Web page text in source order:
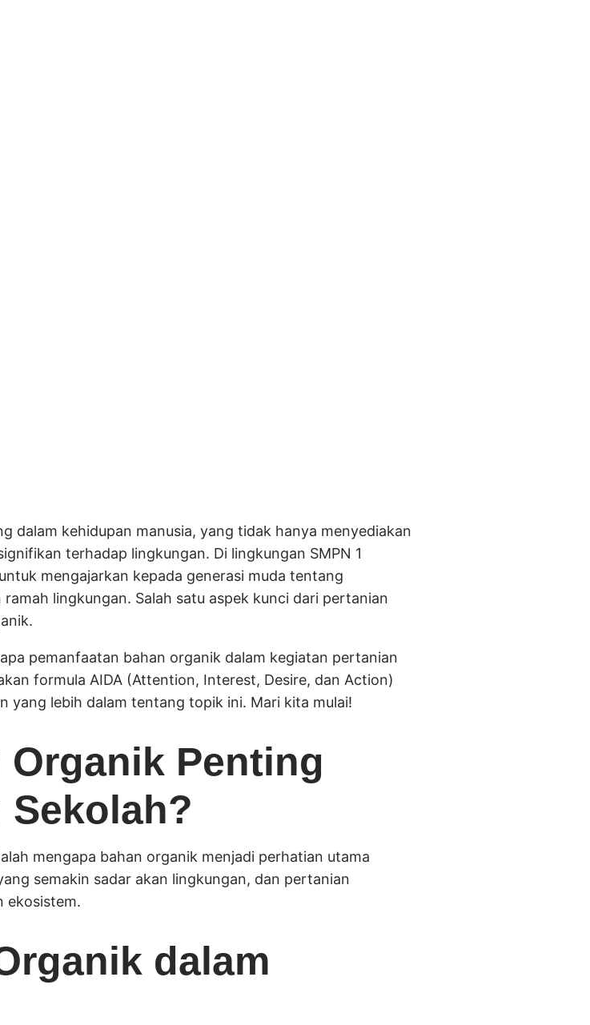
dalam kehidupan manusia, yang tidak hanya menyediakan
terhadap lingkungan. Di lingkungan SMPN 1
mengajarkan kepada generasi muda tentang
lingkungan. Salah satu aspek kunci dari pertanian
pemanfaatan bahan organik dalam kegiatan pertanian
formula AIDA (Attention, Interest, Desire, dan Action)
yang lebih dalam tentang topik ini. Mari kita mulai!
Organik Penting
Sekolah?
mengapa bahan organik menjadi perhatian utama
semakin sadar akan lingkungan, dan pertanian
ekosistem.
dalam